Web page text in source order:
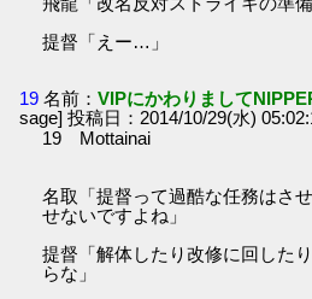
提督「えー…」
19 名前：VIPにかわりまして
sage] 投稿日：2014/10/29(水)
19 Mottainai
名取「提督って過酷な任務はさ
せないですよね」
提督「解体したり改修に回した
らな」